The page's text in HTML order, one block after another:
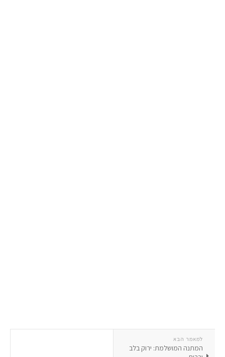
למאמר הבא
המתנה המושלמת: ירוק בלב